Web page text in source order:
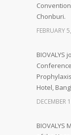
Chonburi.
FEBRUARY
BIOVALYS
Hotel,
DECEMBER
BIOVALYS